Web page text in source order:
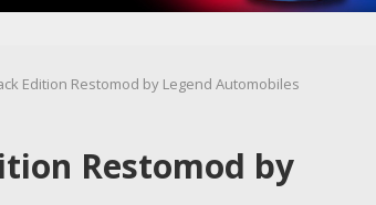
Edition Restomod by Legend Automobiles
Restomod by